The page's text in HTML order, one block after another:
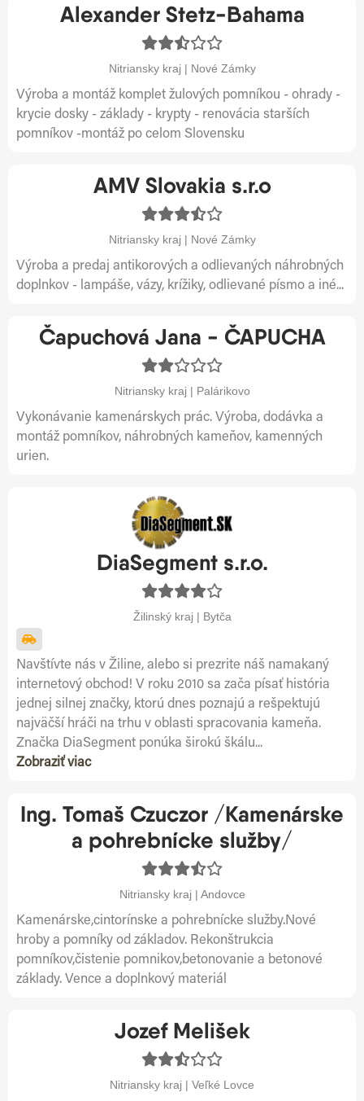
Alexander Stetz-Bahama
Nitriansky kraj | Nové Zámky
Výroba a montáž komplet žulových pomníkou - ohrady -
krycie dosky - základy - krypty - renovácia starších
pomníkov -montáž po celom Slovensku
AMV Slovakia s.r.o
Nitriansky kraj | Nové Zámky
Výroba a predaj antikorových a odlievaných náhrobných
doplnkov - lampáše, vázy, krížiky, odlievané písmo a iné...
Čapuchová Jana - ČAPUCHA
Nitriansky kraj | Palárikovo
Vykonávanie kamenárskych prác. Výroba, dodávka a
montáž pomníkov, náhrobných kameňov, kamenných
urien.
DiaSegment s.r.o.
Žilinský kraj | Bytča
Navštívte nás v Žiline, alebo si prezrite náš namakaný
internetový obchod! V roku 2010 sa zača písať história
jednej silnej značky, ktorú dnes poznajú a rešpektujú
najväčší hráči na trhu v oblasti spracovania kameňa.
Značka DiaSegment ponúka širokú škálu...
Zobraziť viac
Ing. Tomaš Czuczor /Kamenárske
a pohrebnícke služby/
Nitriansky kraj | Andovce
Kamenárske,cintorínske a pohrebnícke služby.Nové
hroby a pomníky od základov. Rekonštrukcia
pomníkov,čistenie pomnikov,betonovanie a betonové
základy. Vence a doplnkový materiál
Jozef Melišek
Nitriansky kraj | Veľké Lovce